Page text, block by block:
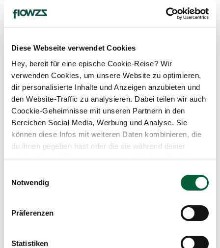
Diese Webseite verwendet Cookies
Hey, bereit für eine epische Cookie-Reise? Wir
verwenden Cookies, um unsere Website zu optimieren,
dir personalisierte Inhalte und Anzeigen anzubieten und
den Website-Traffic zu analysieren. Dabei teilen wir auch
Coockie-Geheimnisse mit unseren Partnern in den
Bereichen Social Media, Werbung und Analyse. Sie
können diese Infos mit weiteren Daten kombinieren, die
du ihnen gegeben hast oder die sie während deiner
wilden Internet-Abenteuer gesammelt haben. Begleite
Notwendig
Präferenzen
Statistiken
Die Informationen auf dieser Seite beruhen auf
sind kein Ersatz für professionelle medizinische
bevor Du Cannabis zur Behandlung einer
Krankheit verwendest.
St Stress
Sc Schlafstörungen